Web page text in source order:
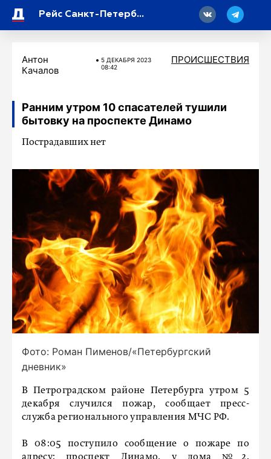
Рейс Санкт-Петербург – Уфа задержали из-за шутки про бомбу
Антон
Качалов
5 ДЕКАБРЯ 2023
08:42
ПРОИСШЕСТВИЯ
Ранним утром 10 спасателей тушили
бытовку на проспекте Динамо
Пострадавших нет
Фото: Роман Пименов/«Петербургский
дневник»
В Петроградском районе Петербурга утром 5
декабря случился пожар, сообщает пресс-
служба регионального управления МЧС РФ.
В 08:05 поступило сообщение о пожаре по